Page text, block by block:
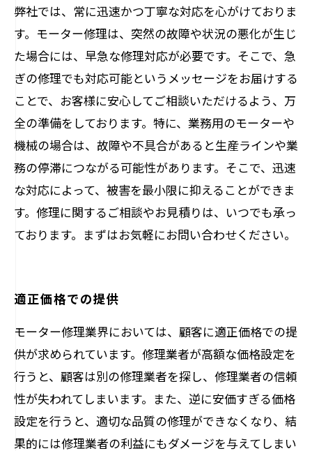
弊社では、常に迅速かつ丁寧な対応を心がけておりま
す。モーター修理は、突然の故障や状況の悪化が生じ
た場合には、早急な修理対応が必要です。そこで、急
ぎの修理でも対応可能というメッセージをお届けする
ことで、お客様に安心してご相談いただけるよう、万
全の準備をしております。特に、業務用のモーターや
機械の場合は、故障や不具合があると生産ラインや業
務の停滞につながる可能性があります。そこで、迅速
な対応によって、被害を最小限に抑えることができま
す。修理に関するご相談やお見積りは、いつでも承っ
ております。まずはお気軽にお問い合わせください。
適正価格での提供
モーター修理業界においては、顧客に適正価格での提
供が求められています。修理業者が高額な価格設定を
行うと、顧客は別の修理業者を探し、修理業者の信頼
性が失われてしまいます。また、逆に安価すぎる価格
設定を行うと、適切な品質の修理ができなくなり、結
果的には修理業者の利益にもダメージを与えてしまい